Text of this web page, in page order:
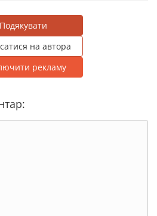
Подякувати
на автора
рекламу